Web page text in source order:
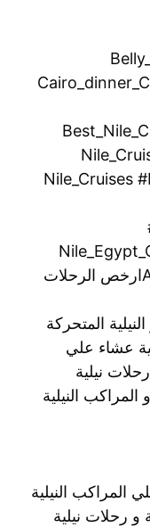
#Andrea_Memphis_Restaurantارخص الرحلات
المتحركة
عشاء علي
نيلية
النيلية
المراكب النيلية
و رحلات نيلية